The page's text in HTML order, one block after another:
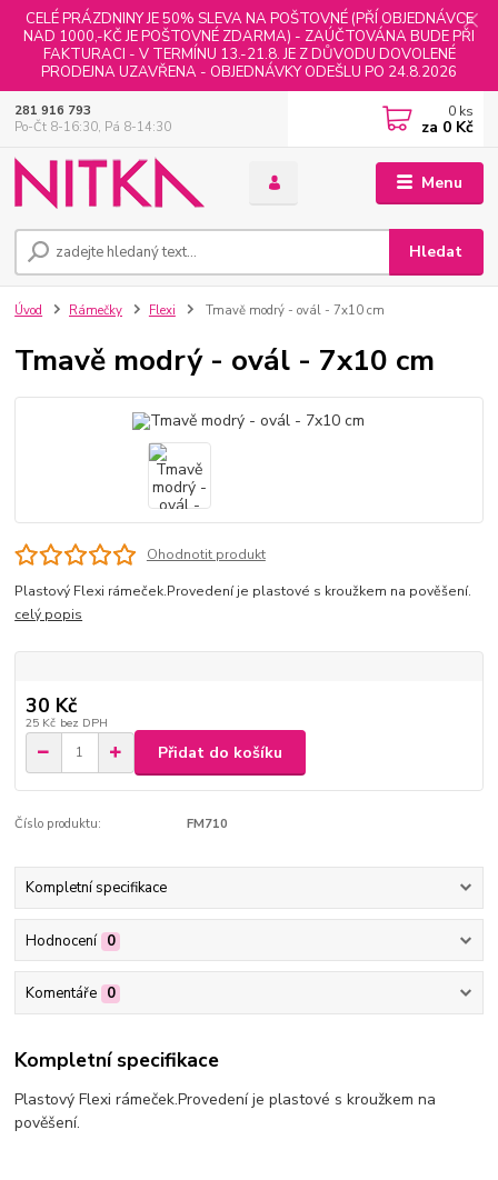
CELÉ PRÁZDNINY JE 50% SLEVA NA POŠTOVNÉ (PŘÍ OBJEDNÁVCE
NAD 1000,-KČ JE POŠTOVNÉ ZDARMA) - ZAÚČTOVÁNA BUDE PŘI
FAKTURACI - V TERMÍNU 13.-21.8. JE Z DŮVODU DOVOLENÉ
PRODEJNA UZAVŘENA - OBJEDNÁVKY ODEŠLU PO 24.8.2026
Menu
Hledat
281 916 793
Po-Čt 8-16:30, Pá 8-14:30
0 ks
za 0 Kč
Úvod Rámečky Flexi Tmavě modrý - ovál - 7x10 cm
Tmavě modrý - ovál - 7x10 cm
Ohodnotit produkt
Plastový Flexi rámeček.Provedení je plastové s kroužkem na pověšení.
celý popis
30 Kč
25 Kč bez DPH
Přidat do košíku
Číslo produktu: FM710
Kompletní specifikace
Hodnocení 0
Komentáře 0
Kompletní specifikace
Plastový Flexi rámeček.Provedení je plastové s kroužkem na
pověšení.